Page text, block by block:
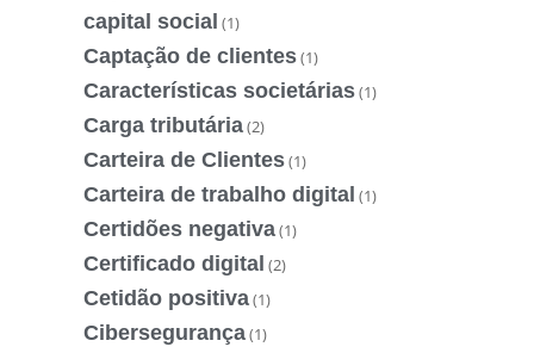
capital social (1)
Captação de clientes(1)
Características societárias(1)
Carga tributária(2)
Carteira de Clientes(1)
Carteira de trabalho digital (1)
Certidões negativa(1)
Certificado digital (2)
Cetidão positiva(1)
Cibersegurança(1)